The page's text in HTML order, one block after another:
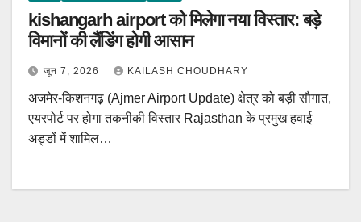
kishangarh airport को मिलेगा नया विस्तार: बड़े
विमानों की लैंडिंग होगी आसान
जून 7, 2026 KAILASH CHOUDHARY
अजमेर-किशनगढ़ (Ajmer Airport Update) क्षेत्र को बड़ी सौगात,
एयरपोर्ट पर होगा तकनीकी विस्तार Rajasthan के प्रमुख हवाई
अड्डों में शामिल…